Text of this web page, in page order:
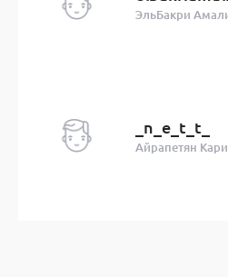
ЭльБакри
_n_e_t_t_
Айрапетян